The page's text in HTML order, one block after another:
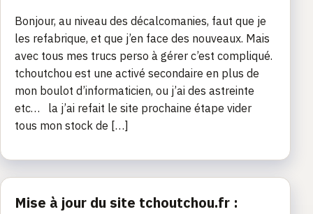
Bonjour, au niveau des décalcomanies, faut que je
les refabrique, et que j’en face des nouveaux. Mais
avec tous mes trucs perso à gérer c’est compliqué.
tchoutchou est une activé secondaire en plus de
mon boulot d’informaticien, ou j’ai des astreinte
etc… la j’ai refait le site prochaine étape vider
tous mon stock de […]
Mise à jour du site tchoutchou.fr :